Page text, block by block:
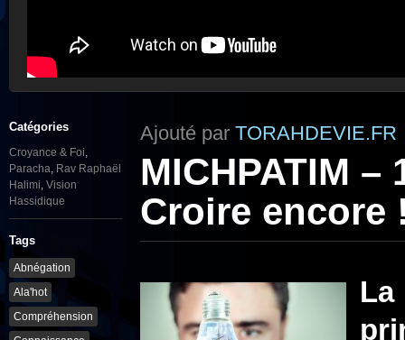
Catégories
Croyance & Foi,
Paracha, Rav Raphaël
Halimi, Vision
Hassidique
Tags
Abnégation
Ala'hot
Compréhension
Ajouté par TORAHDEVIE.FR
MICHPATIM
Croire encore